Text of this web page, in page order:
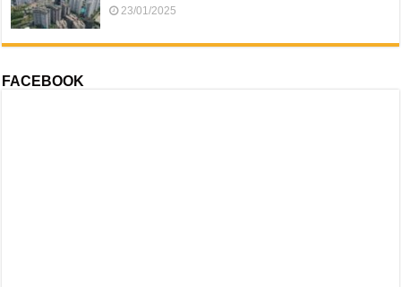
23/01/2025
FACEBOOK